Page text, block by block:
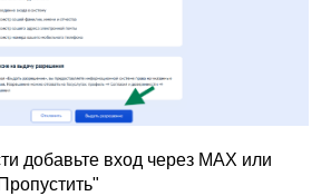
добавьте вход через MAX или